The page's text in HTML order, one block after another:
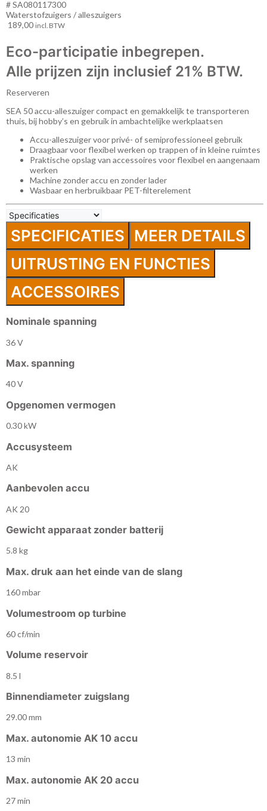
# SA080117300
Waterstofzuigers / alleszuigers
189,00 incl. BTW
Eco-participatie inbegrepen.
Alle prijzen zijn inclusief 21% BTW.
Reserveren
SEA 50 accu-alleszuiger compact en gemakkelijk te transporteren
thuis, bij hobby’s en gebruik in ambachtelijke werkplaatsen
Accu-alleszuiger voor privé- of semiprofessioneel gebruik
Draagbaar voor flexibel werken op trappen of in kleine ruimtes
Praktische opslag van accessoires voor flexibel en aangenaam
werken
Machine zonder accu en zonder lader
Wasbaar en herbruikbaar PET-filterelement
SPECIFICATIES MEER DETAILS
UITRUSTING EN FUNCTIES
ACCESSOIRES
Nominale spanning
36 V
Max. spanning
40 V
Opgenomen vermogen
0.30 kW
Accusysteem
AK
Aanbevolen accu
AK 20
Gewicht apparaat zonder batterij
5.8 kg
Max. druk aan het einde van de slang
160 mbar
Volumestroom op turbine
60 cf/min
Volume reservoir
8.5 l
Binnendiameter zuigslang
29.00 mm
Max. autonomie AK 10 accu
13 min
Max. autonomie AK 20 accu
27 min